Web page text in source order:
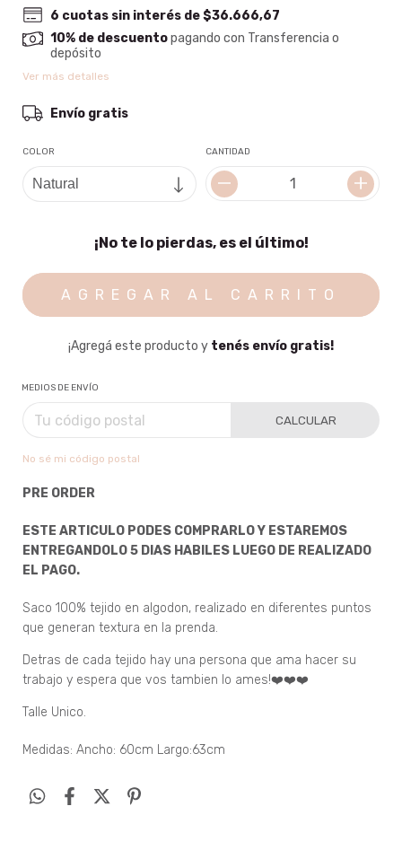
6 cuotas sin interés de$36.666,67
10% de descuentopagando con Transferencia o
depósito
Ver más detalles
Envío gratis
COLOR CANTIDAD
¡No te lo pierdas, es el último!
¡Agregá este producto y tenés envío gratis!
MEDIOS DE ENVÍO
CALCULAR
No sé mi código postal
PRE ORDER
ESTE ARTICULO PODES COMPRARLO Y ESTAREMOS
ENTREGANDOLO 5 DIAS HABILES LUEGO DE REALIZADO
EL PAGO.
Saco 100% tejido en algodon, realizado en diferentes puntos
que generan textura en la prenda.
Detras de cada tejido hay una persona que ama hacer su
trabajo y espera que vos tambien lo ames!❤️❤️❤️
Talle Unico.
Medidas: Ancho: 60cm Largo:63cm